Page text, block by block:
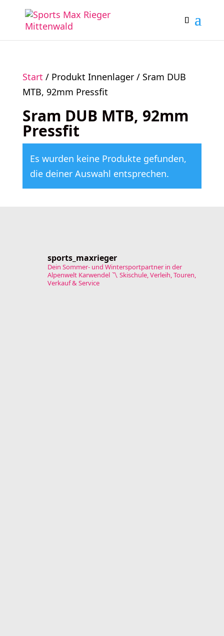
Start / Produkt Innenlager / Sram DUB
MTB, 92mm Pressfit
Sram DUB MTB, 92mm
Pressfit
Es wurden keine Produkte gefunden,
die deiner Auswahl entsprechen.
sports_maxrieger
Dein Sommer- und Wintersportpartner in der
Alpenwelt Karwendel〽️ Skischule, Verleih, Touren,
Verkauf & Service